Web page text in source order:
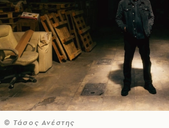
© Τάσος Ανέστης